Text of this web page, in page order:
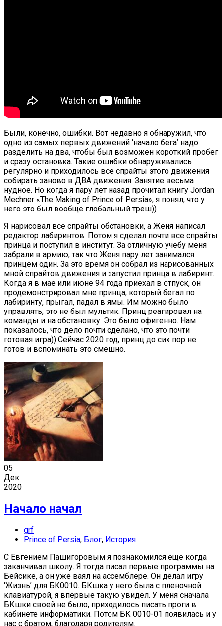
Были, конечно, ошибки. Вот недавно я обнаружил, что
одно из самых первых движений ‘начало бега’ надо
разделить на два, чтобы был возможен короткий пробег
и сразу остановка. Такие ошибки обнаруживались
регулярно и приходилось все спрайты этого движения
собирать заново в ДВА движения. Занятие весьма
нудное. Но когда я пару лет назад прочитал книгу Jordan
Mechner «The Making of Prince of Persia», я понял, что у
него это был вообще глобальный треш))
Я нарисовал все спрайты обстановки, а Женя написал
редактор лабиринтов. Потом я сделал почти все спрайты
принца и поступил в институт. За отличную учебу меня
забрали в армию, так что Женя пару лет занимался
принцем один. За это время он собрал из нарисованных
мной спрайтов движения и запустил принца в лабиринт.
Когда я в мае или июне 94 года приехал в отпуск, он
продемонстрировал мне принца, который бегал по
лабиринту, прыгал, падал в ямы. Им можно было
управлять, это не был мультик. Принц реагировал на
команды и на обстановку. Это было офигенно. Нам
показалось, что дело почти сделано, что это почти
готовая игра)) Сейчас 2020 год, принц до сих пор не
готов и вспоминать это смешно.
05
Дек
2020
Начало начал
grf
Prince of Persia, Блог, История
С Евгением Пашигоровым я познакомился еще когда
заканчивал школу. Я тогда писал первые программы на
Бейсике, а он уже ваял на ассемблере. Он делал игру
‘Жизнь’ для БК0010. БКшка у него была с пленочной
клавиатурой, я впервые такую увидел. У меня сначала
БКшки своей не было, приходилось писать проги в
кабинете информатики. Потом БК 0010-01 появилась и у
нас с братом, благодаря родителям.